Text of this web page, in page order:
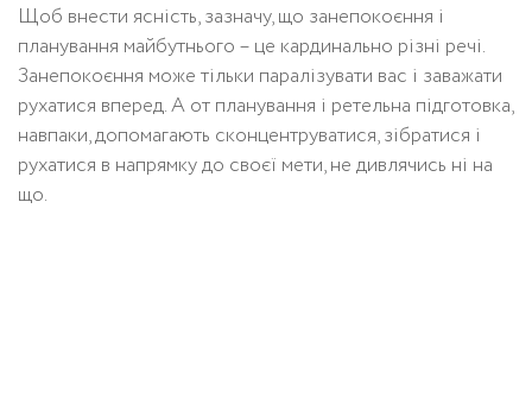
Щоб внести ясність, зазначу, що занепокоєння і
планування майбутнього – це кардинально різні речі.
Занепокоєння може тільки паралізувати вас і заважати
рухатися вперед. А от планування і ретельна підготовка,
навпаки, допомагають сконцентруватися, зібратися і
рухатися в напрямку до своєї мети, не дивлячись ні на
що.